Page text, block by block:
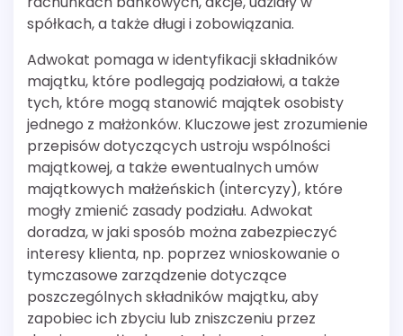
spółkach, a także długi i zobowiązania.
Adwokat pomaga w identyfikacji składników
majątku, które podlegają podziałowi, a także
tych, które mogą stanowić majątek osobisty
jednego z małżonków. Kluczowe jest zrozumienie
przepisów dotyczących ustroju wspólności
majątkowej, a także ewentualnych umów
majątkowych małżeńskich (intercyzy), które
mogły zmienić zasady podziału. Adwokat
doradza, w jaki sposób można zabezpieczyć
interesy klienta, np. poprzez wnioskowanie o
tymczasowe zarządzenie dotyczące
poszczególnych składników majątku, aby
zapobiec ich zbyciu lub zniszczeniu przez